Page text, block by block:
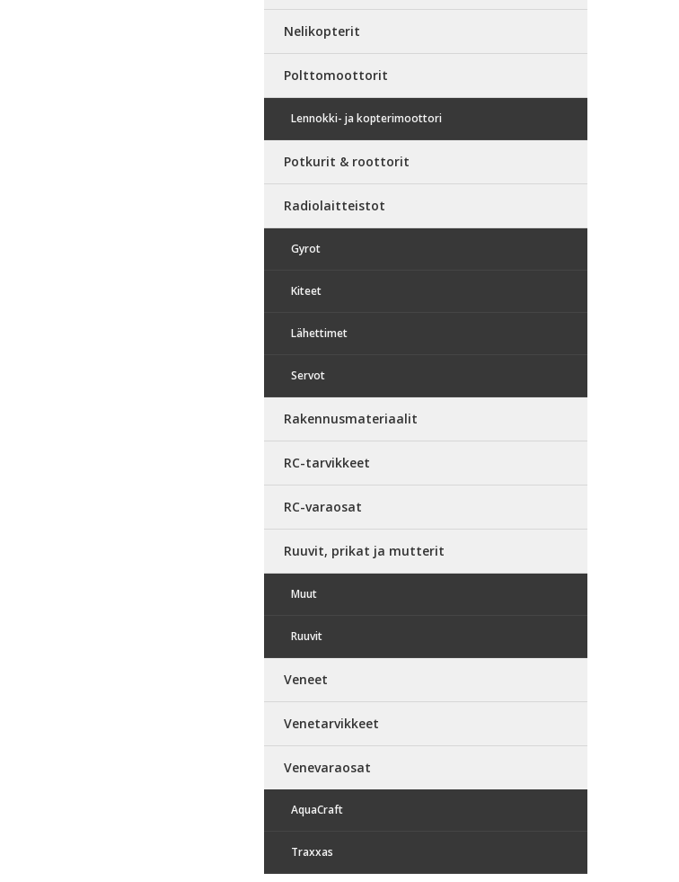
Nelikopterit
Polttomoottorit
Lennokki- ja kopterimoottori
Potkurit & roottorit
Radiolaitteistot
Gyrot
Kiteet
Lähettimet
Servot
Rakennusmateriaalit
RC-tarvikkeet
RC-varaosat
Ruuvit, prikat ja mutterit
Muut
Ruuvit
Veneet
Venetarvikkeet
Venevaraosat
AquaCraft
Traxxas